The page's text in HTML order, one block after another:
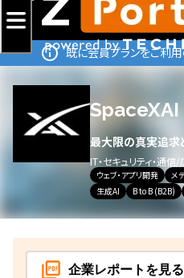
既に会員プランをご利用
SpaceXAI
最大限の真実追求
IT・セキュリティ・通信/
ウェブ・アプリ開発 メ
生成AI
B to B (B2B)
企業レポート を見る